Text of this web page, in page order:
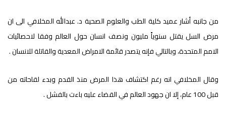
من جانبه أشار عميد كلية الطب والعلوم الصحية د. عبدالله المخلافي الى ان
مرض السل يقتل سنوياً مليون ونصف انسان حول العالم وفقا لاحصائيات
الامم المتحدة، وبالتالي فإنه يتصدر قائمة الامراض المعدية والقاتلة للانسان .
وقال المخلافي انه رغم اكتشاف هذا المرض منذ القدم وبدء لقاحاته من
قبل 100 عام، إلا ان جهود العالم في القضاء عليه باءت بالفشل .